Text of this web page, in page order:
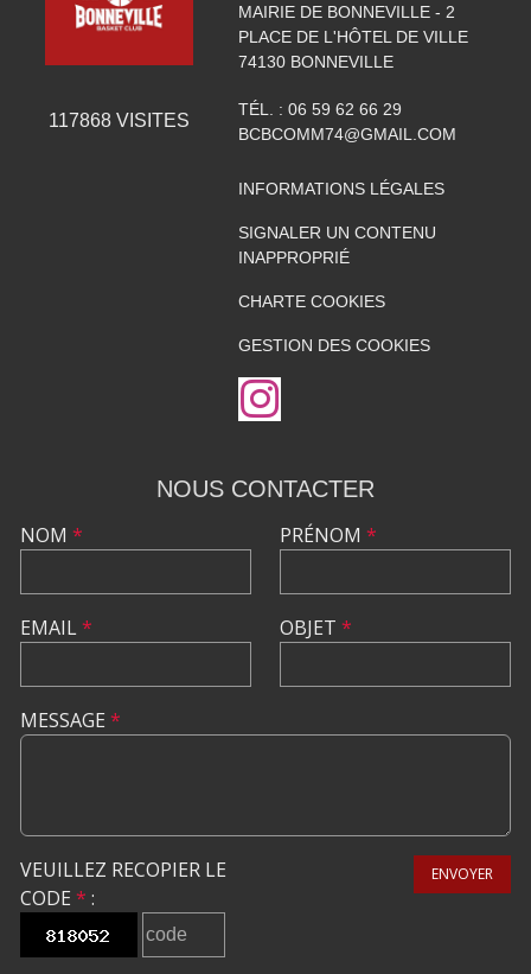
117868VISITES
MAIRIE DE BONNEVILLE - 2
PLACE DE L'HÔTEL DE VILLE
74130 BONNEVILLE
TÉL. : 06 59 62 66 29
BCBCOMM74@GMAIL.COM
INFORMATIONS LÉGALES
SIGNALER UN CONTENU
INAPPROPRIÉ
CHARTE COOKIES
GESTION DES COOKIES
NOUS CONTACTER
NOM *
EMAIL*
PRÉNOM *
OBJET *
MESSAGE *
VEUILLEZ RECOPIER LE
CODE * :
ENVOYER